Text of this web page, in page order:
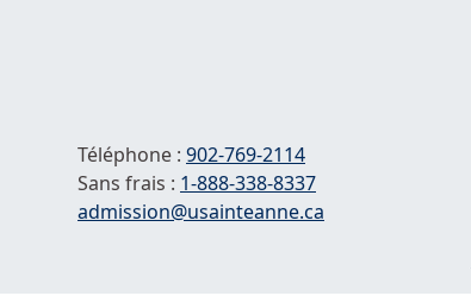
Téléphone : 902-769-2114
Sans frais : 1-888-338-8337
Courriel :
admission@usainteanne.ca